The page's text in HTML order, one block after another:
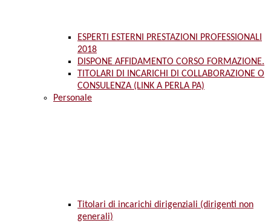
ESPERTI ESTERNI PRESTAZIONI PROFESSIONALI
2018
DISPONE AFFIDAMENTO CORSO FORMAZIONE.
TITOLARI DI INCARICHI DI COLLABORAZIONE O
CONSULENZA (LINK A PERLA PA)
Personale
Titolari di incarichi dirigenziali (dirigenti non
generali)